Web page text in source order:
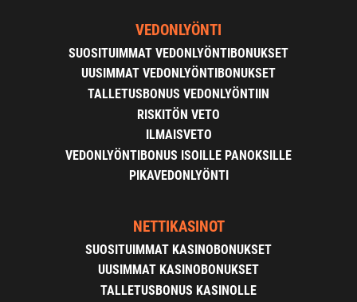
VEDONLYÖNTI
SUOSITUIMMAT VEDONLYÖNTIBONUKSET
UUSIMMAT VEDONLYÖNTIBONUKSET
TALLETUSBONUS VEDONLYÖNTIIN
RISKITÖN VETO
ILMAISVETO
VEDONLYÖNTIBONUS ISOILLE PANOKSILLE
PIKAVEDONLYÖNTI
NETTIKASINOT
SUOSITUIMMAT KASINOBONUKSET
UUSIMMAT KASINOBONUKSET
TALLETUSBONUS KASINOLLE